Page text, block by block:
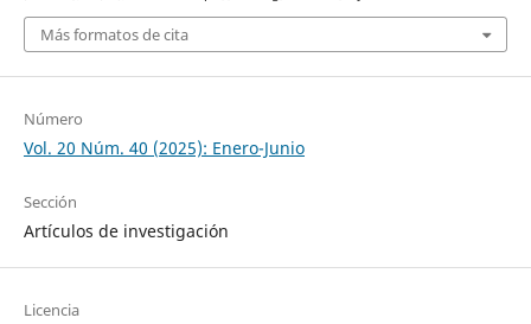
Más formatos de cita
Número
Vol. 20 Núm. 40 (2025): Enero-Junio
Sección
Artículos de investigación
Licencia